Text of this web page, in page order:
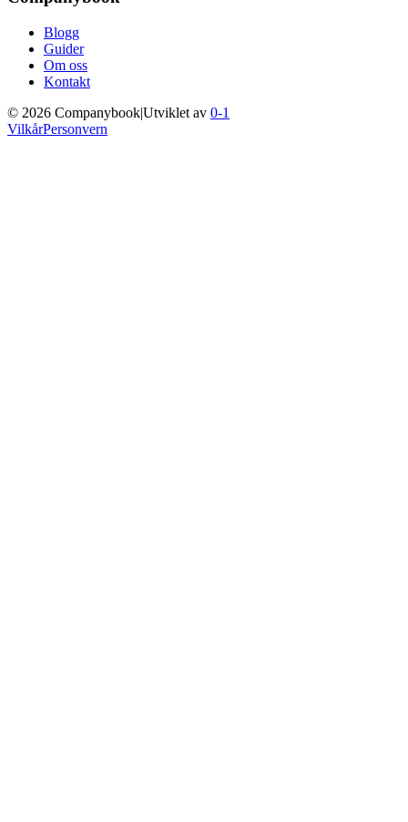
Blogg
Guider
Om oss
Kontakt
© 2026 Companybook|Utviklet av 0-1
VilkårPersonvern